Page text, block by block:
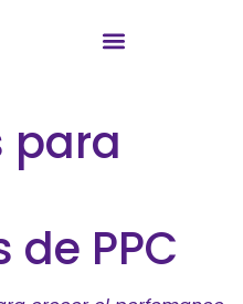
para
PPC